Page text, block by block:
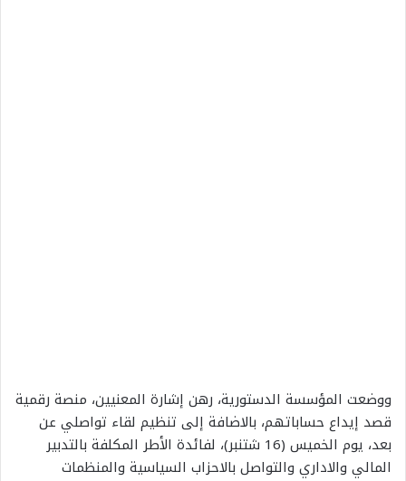
ووضعت المؤسسة الدستورية، رهن إشارة المعنيين، منصة رقمية
قصد إيداع حساباتهم، بالاضافة إلى تنظيم لقاء تواصلي عن
بعد، يوم الخميس (16 شتنبر)، لفائدة الأطر المكلفة بالتدبير
المالي والاداري والتواصل بالاحزاب السياسية والمنظمات